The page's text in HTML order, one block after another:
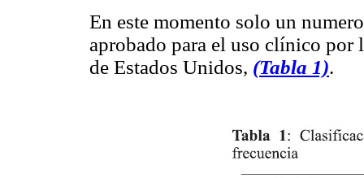
En este momento solo un
aprobado para el uso clínico
de Estados Unidos, (Tabla 1).